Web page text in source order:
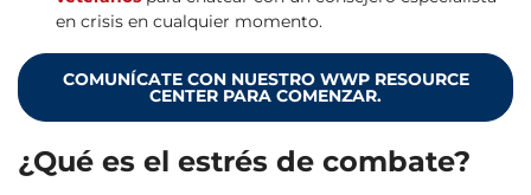
en crisis en cualquier momento.
COMUNÍCATE CON NUESTRO WWP RESOURCE
CENTER PARA COMENZAR.
¿Qué es el estrés de combate?